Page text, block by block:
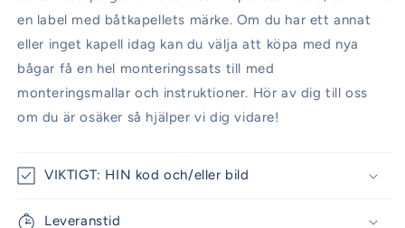
en label med båtkapellets märke. Om du har ett annat
eller inget kapell idag kan du välja att köpa med nya
bågar få en hel monteringssats till med
monteringsmallar och instruktioner. Hör av dig till oss
om du är osäker så hjälper vi dig vidare!
VIKTIGT: HIN kod och/eller bild
Leveranstid